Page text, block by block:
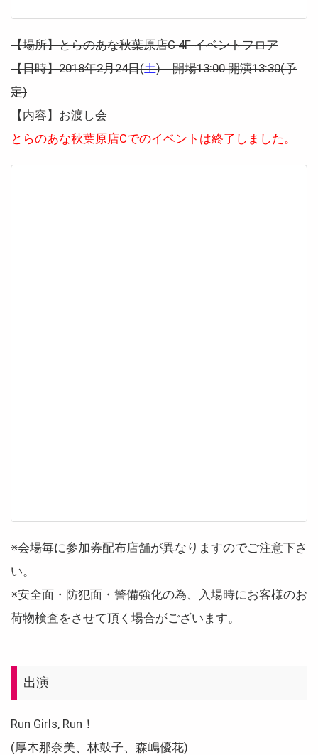
【場所】とらのあな秋葉原店C 4F イベントフロア
【日時】2018年2月24日(土) 開場13:00 開演13:30(予
定)
【内容】お渡し会
とらのあな秋葉原店Cでのイベントは終了しました。
※会場毎に参加券配布店舗が異なりますのでご注意下さ
い。
※安全面・防犯面・警備強化の為、入場時にお客様のお
荷物検査をさせて頂く場合がございます。
出演
Run Girls, Run！
(厚木那奈美、林鼓子、森嶋優花)